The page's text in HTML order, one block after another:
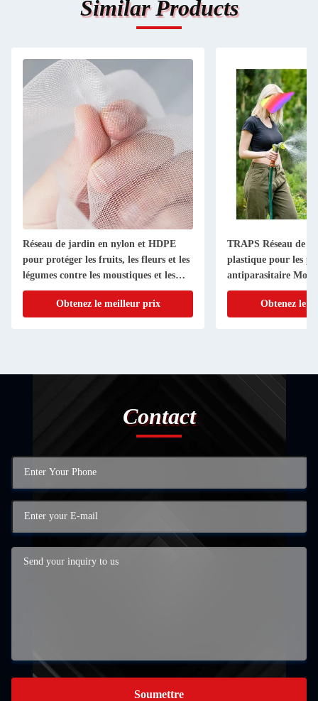
Similar Products
Réseau de jardin en nylon et HDPE
pour protéger les fruits, les fleurs et les
légumes contre les moustiques et les
mouches
Obtenez le meilleur prix
TRAPS Réseau de
plastique pour les
antiparasitaire
Oiseau Écrans anti-
fruits Fleurs légumes
Obtenez le
Contact
Soumettre